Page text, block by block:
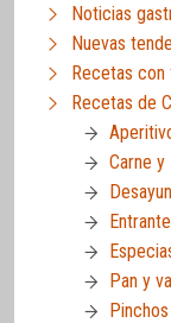
Noticias
Nuevas
Recetas
Recetas de
Carne
Pan y